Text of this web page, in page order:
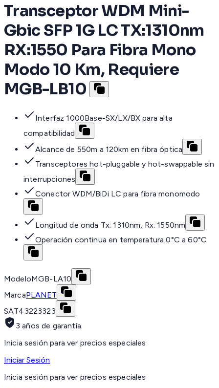
Transceptor WDM Mini-
Gbic SFP 1G LC TX:1310nm
RX:1550 Para Fibra Mono
Modo 10 Km, Requiere
MGB-LB10
Interfaz 1000Base-SX/LX/BX para alta
compatibilidad
Alcance de 550m a 120km en fibra óptica
Transceptores hot-pluggable y hot-swappable sin
interrupciones
Conector WDM/BiDi LC para fibra monomodo
Longitud de onda Tx: 1310nm, Rx: 1550nm
Operación continua en temperatura 0°C a 60°C
ModeloMGB-LA10
MarcaPLANET
SAT43223323
3 años de garantía
Inicia sesión para ver precios especiales
Iniciar Sesión
Inicia sesión para ver precios especiales